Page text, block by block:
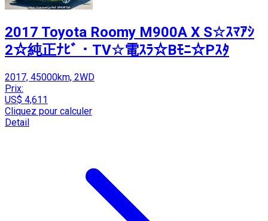
2017 Toyota Roomy M900A X S☆ｽﾏｱｼ
2☆純正ﾅﾋﾞ・TV☆電ｽﾗ☆Bﾓﾆ☆Pｽﾀ
2017, 45000km, 2WD
Prix:
US$ 4,611
Cliquez pour calculer
Detail